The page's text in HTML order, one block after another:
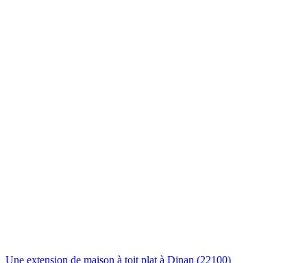
Une extension de maison à toit plat à Dinan (22100)